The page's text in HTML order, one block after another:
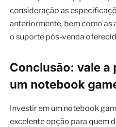
consideração as
anteriormente, bem como as
o suporte pós-venda
Conclusão: vale a
um notebook
Investir em um notebook
excelente opção para quem